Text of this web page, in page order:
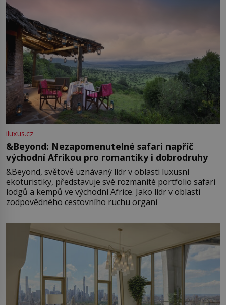
iluxus.cz
&Beyond: Nezapomenutelné safari napříč
východní Afrikou pro romantiky i dobrodruhy
&Beyond, světově uznávaný lídr v oblasti luxusní
ekoturistiky, představuje své rozmanité portfolio safari
lodgů a kempů ve východní Africe. Jako lídr v oblasti
zodpovědného cestovního ruchu organi